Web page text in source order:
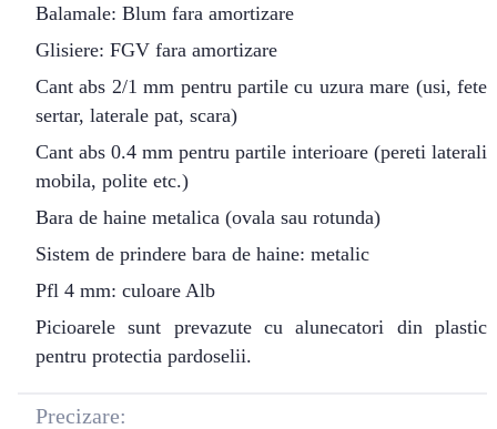
Balamale: Blum fara amortizare
Glisiere: FGV fara amortizare
Cant abs 2/1 mm pentru partile cu uzura mare (usi, fete
sertar, laterale pat, scara)
Cant abs 0.4 mm pentru partile interioare (pereti laterali
mobila, polite etc.)
Bara de haine metalica (ovala sau rotunda)
Sistem de prindere bara de haine: metalic
Pfl 4 mm: culoare Alb
Picioarele sunt prevazute cu alunecatori din plastic
pentru protectia pardoselii.
Precizare: